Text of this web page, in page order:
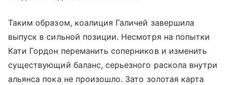
Таким образом, коалиция Галичей завершила
выпуск в сильной позиции. Несмотря на попытки
Кати Гордон переманить соперников и изменить
существующий баланс, серьезного раскола внутри
альянса пока не произошло. Зато золотая карта